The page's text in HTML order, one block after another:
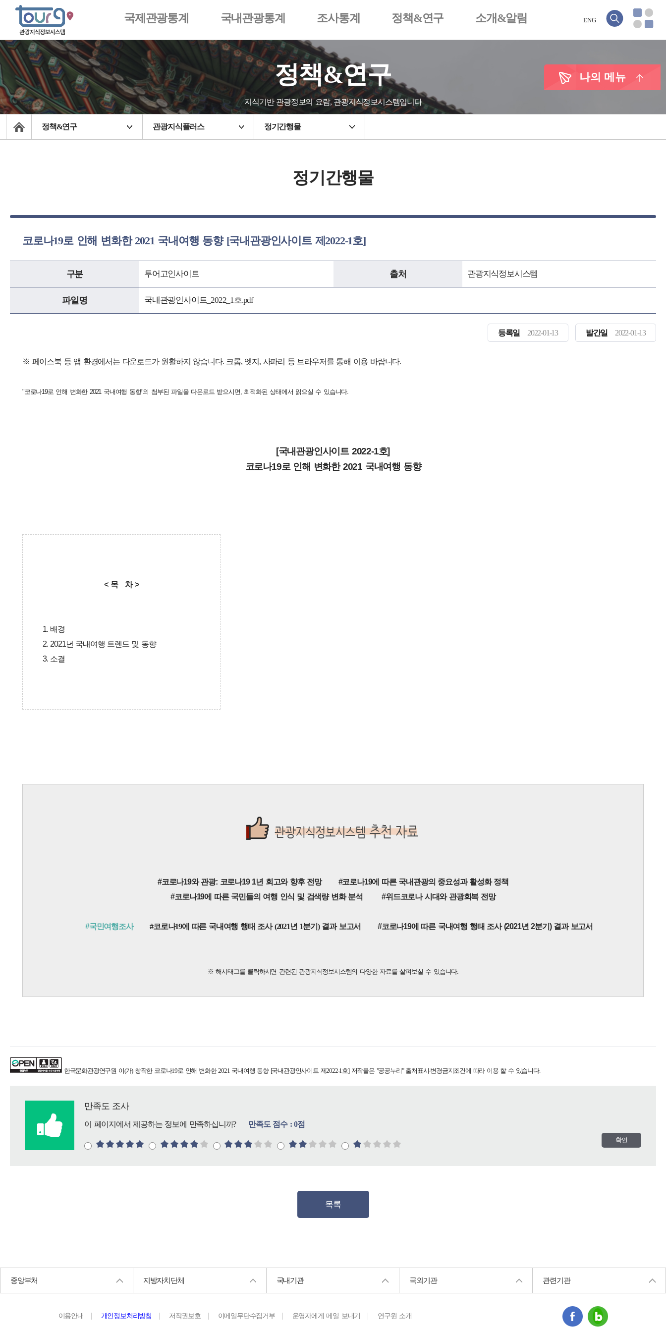
국제관광통계 국내관광통계 조사통계 정책&연구 소개&알림 ENG
정책&연구
지식기반 관광정보의 요람, 관광지식정보시스템입니다
정책&연구 관광지식플러스 정기간행물
나의 메뉴
정기간행물
코로나19로 인해 변화한 2021 국내여행 동향 [국내관광인사이트 제2022-1호]
구분 투어고인사이트 출처 관광지식정보시스템
파일명 국내관광인사이트_2022_1호.pdf
등록일 2022-01-13 발간일 2022-01-13
※ 페이스북 등 앱 환경에서는 다운로드가 원활하지 않습니다. 크롬, 엣지, 사파리 등 브라우저를 통해 이용 바랍니다.
"코로나19로 인해 변화한 2021 국내여행 동향"의 첨부된 파일을 다운로드 받으시면, 최적화된 상태에서 읽으실 수 있습니다.
[국내관광인사이트 2022-1호]
코로나19로 인해 변화한 2021 국내여행 동향
< 목 차 >
1. 배경
2. 2021년 국내여행 트렌드 및 동향
3. 소결
#코로나19와 관광: 코로나19 1년 회고와 향후 전망
#코로나19에 따른 국내관광의 중요성과 활성화 정책
#코로나19에 따른 국민들의 여행 인식 및 검색량 변화 분석
#위드코로나 시대와 관광회복 전망
#국민여행조사 #코로나19에 따른 국내여행 행태 조사 (2021년 1분기) 결과 보고서 #코로나19에 따른 국내여행 행태 조사 (2021년 2분기) 결과 보고서
※ 해시태그를 클릭하시면 관련된 관광지식정보시스템의 다양한 자료를 살펴보실 수 있습니다.
한국문화관광연구원 이(가) 창작한 코로나19로 인해 변화한 2021 국내여행 동향 [국내관광인사이트 제2022-1호]저작물은 "공공누리" 출처표시-변경금지조건에 따라 이용 할 수 있습니다.
만족도 조사
이 페이지에서 제공하는 정보에 만족하십니까? 만족도 점수 : 0점
확인
목록
중앙부처 지방자치단체 국내기관 국외기관 관련기관
이용안내 개인정보처리방침 저작권보호 이메일무단수집거부 운영자에게 메일 보내기 연구원 소개